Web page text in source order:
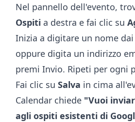
Nel pannello dell'evento,
Ospiti a destra e fai clic su
Inizia a digitare un nome
oppure digita un indirizzo
premi Invio. Ripeti per ogni
Fai clic su Salva in cima
Calendar chiede "Vuoi
agli ospiti esistenti di